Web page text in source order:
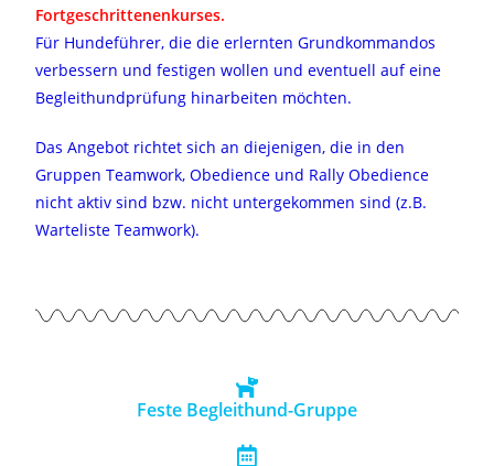
Fortgeschrittenenkurses.
Für Hundeführer, die die erlernten Grundkommandos
verbessern und festigen wollen und eventuell auf eine
Begleithundprüfung hinarbeiten möchten.
Das Angebot richtet sich an diejenigen, die in den
Gruppen Teamwork, Obedience und Rally Obedience
nicht aktiv sind bzw. nicht untergekommen sind (z.B.
Warteliste Teamwork).
Feste Begleithund-Gruppe